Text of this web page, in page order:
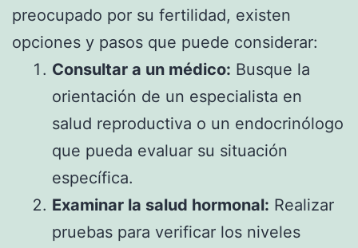
preocupado por su fertilidad, existen
opciones y pasos que puede considerar:
Consultar a un médico: Busque la
orientación de un especialista en
salud reproductiva o un endocrinólogo
que pueda evaluar su situación
específica.
Examinar la salud hormonal: Realizar
pruebas para verificar los niveles